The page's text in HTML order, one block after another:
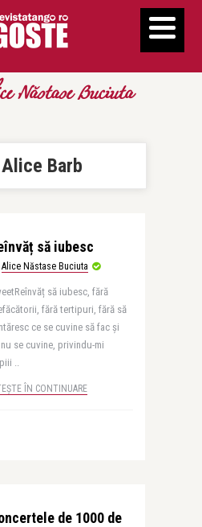
Năstase Buciuta
Alice Barb
să iubesc
Alice Năstase Buciuta
să iubesc, fără
fără tertipuri, fără să
ce se cuvine să fac și
se cuvine, privindu-mi
..
ÎN CONTINUARE
de 1000 de